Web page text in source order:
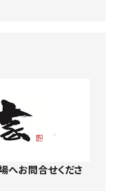
へお問合せくださ